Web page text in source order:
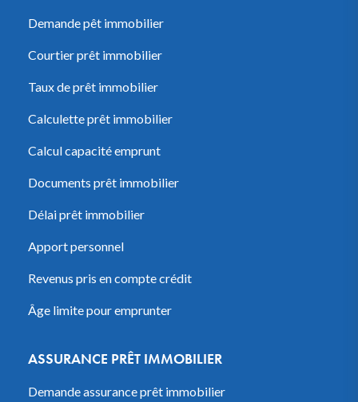
Demande pêt immobilier
Courtier prêt immobilier
Taux de prêt immobilier
Calculette prêt immobilier
Calcul capacité emprunt
Documents prêt immobilier
Délai prêt immobilier
Apport personnel
Revenus pris en compte crédit
Âge limite pour emprunter
ASSURANCE PRÊT IMMOBILIER
Demande assurance prêt immobilier